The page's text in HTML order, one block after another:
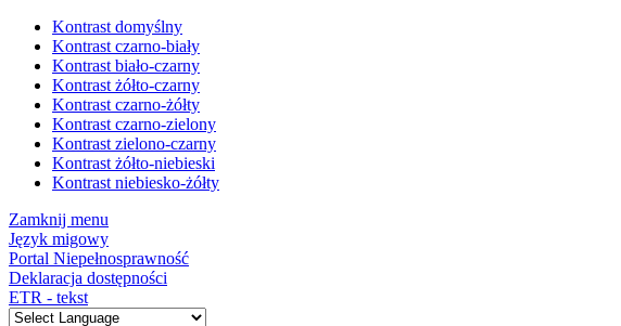
Kontrast domyślny
Kontrast czarno-biały
Kontrast biało-czarny
Kontrast żółto-czarny
Kontrast czarno-żółty
Kontrast czarno-zielony
Kontrast zielono-czarny
Kontrast żółto-niebieski
Kontrast niebiesko-żółty
Zamknij menu
Język migowy
Portal Niepełnosprawność
Deklaracja dostępności
ETR - tekst